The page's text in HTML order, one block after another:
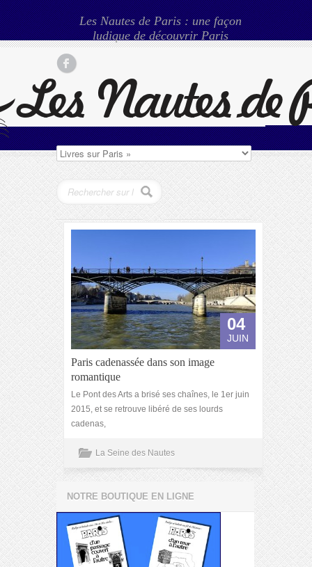
Les Nautes de Paris : une façon
ludique de découvrir Paris
04
JUIN
Paris cadenassée dans son image
romantique
Le Pont des Arts a brisé ses chaînes, le 1er juin
2015, et se retrouve libéré de ses lourds
cadenas,
La Seine des Nautes
NOTRE BOUTIQUE EN LIGNE